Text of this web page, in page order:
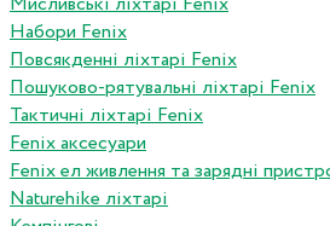
Набори Fenix
Повсякденні ліхтарі Fenix
Пошуково-рятувальні ліхтарі Fenix
Тактичні ліхтарі Fenix
Fenix аксесуари
Fenix ел живлення та зарядні
Naturehike ліхтарі